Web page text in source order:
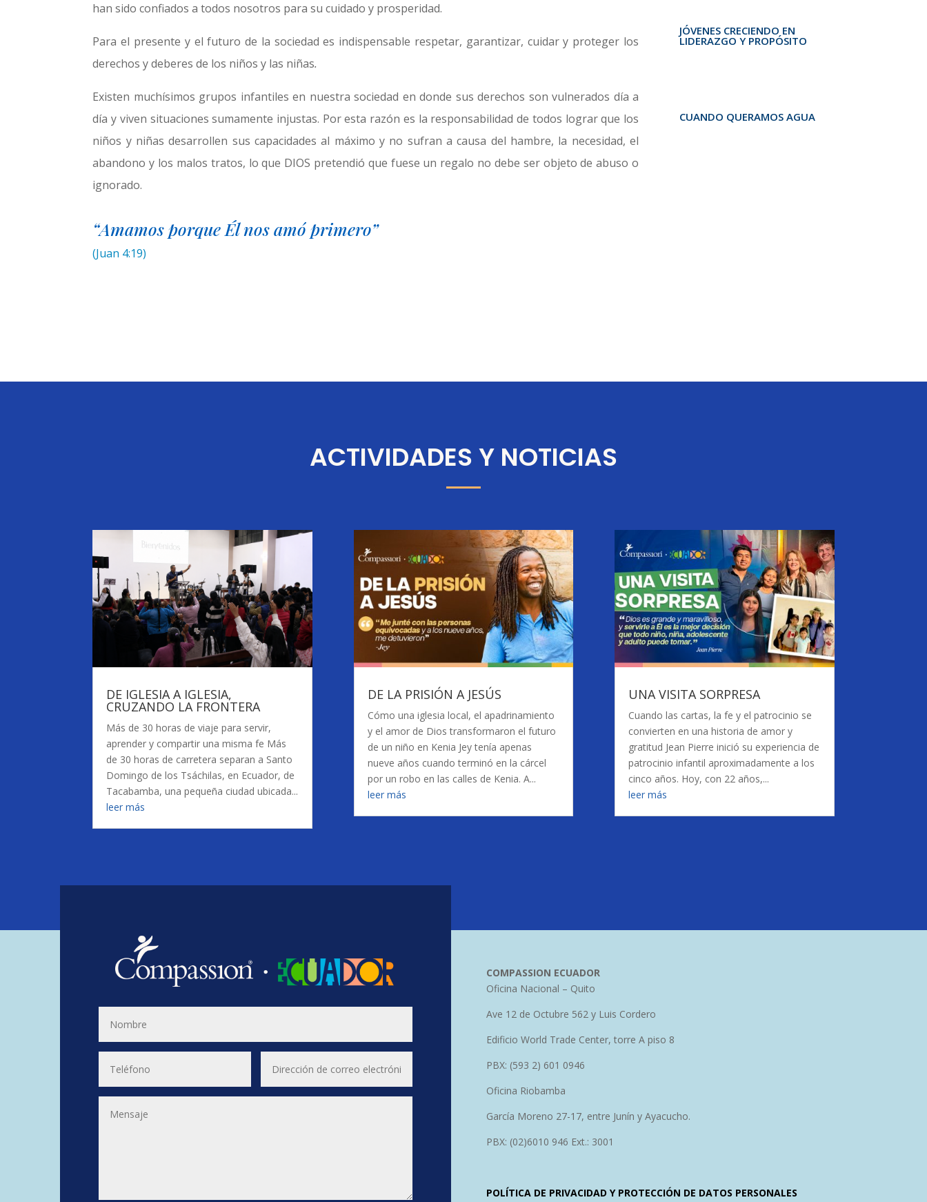
han sido confiados a todos nosotros para su cuidado y prosperidad.
Para el presente y el futuro de la sociedad es indispensable respetar, garantizar, cuidar y proteger los
derechos y deberes de los niños y las niñas.
Existen muchísimos grupos infantiles en nuestra sociedad en donde sus derechos son vulnerados día a
día y viven situaciones sumamente injustas. Por esta razón es la responsabilidad de todos lograr que los
niños y niñas desarrollen sus capacidades al máximo y no sufran a causa del hambre, la necesidad, el
abandono y los malos tratos, lo que DIOS pretendió que fuese un regalo no debe ser objeto de abuso o
ignorado.
“Amamos porque Él nos amó primero”
(Juan 4:19)
JÓVENES CRECIENDO EN
LIDERAZGO Y PROPÓSITO
CUANDO QUERAMOS AGUA
ACTIVIDADES Y NOTICIAS
DE IGLESIA A IGLESIA,
CRUZANDO LA FRONTERA
Más de 30 horas de viaje para servir,
aprender y compartir una misma fe Más
de 30 horas de carretera separan a Santo
Domingo de los Tsáchilas, en Ecuador, de
Tacabamba, una pequeña ciudad ubicada...
leer más
DE LA PRISIÓN A JESÚS
Cómo una iglesia local, el apadrinamiento
y el amor de Dios transformaron el futuro
de un niño en Kenia Jey tenía apenas
nueve años cuando terminó en la cárcel
por un robo en las calles de Kenia. A...
leer más
UNA VISITA SORPRESA
Cuando las cartas, la fe y el patrocinio se
convierten en una historia de amor y
gratitud Jean Pierre inició su experiencia de
patrocinio infantil aproximadamente a los
cinco años. Hoy, con 22 años,...
leer más
COMPASSION ECUADOR
Oficina Nacional – Quito
Ave 12 de Octubre 562 y Luis Cordero
Edificio World Trade Center, torre A piso 8
PBX: (593 2) 601 0946
Oficina Riobamba
García Moreno 27-17, entre Junín y Ayacucho.
PBX: (02)6010 946 Ext.: 3001
POLÍTICA DE PRIVACIDAD Y PROTECCIÓN DE DATOS PERSONALES